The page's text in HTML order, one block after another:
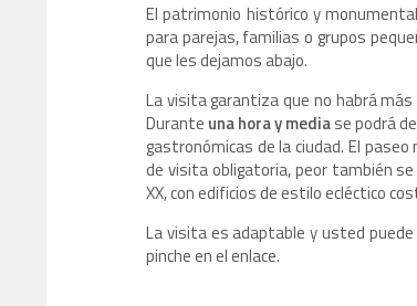
El patrimonio histórico y
para parejas, familias o grupos
que les dejamos abajo.
La visita garantiza que no habrá
Durante una hora y mediase podrá
gastronómicas de la ciudad. El
de visita obligatoria, peor también
XX, con edificios de estilo ecléctico
La visita es adaptable y usted
pinche en el enlace.